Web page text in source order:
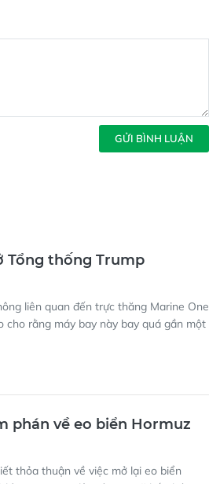
GỬI BÌNH LUẬN
Tổng thống Trump
liên quan đến trực thăng Marine One
cho rằng máy bay này bay quá gần một
phán về eo biển Hormuz
thỏa thuận về việc mở lại eo biển